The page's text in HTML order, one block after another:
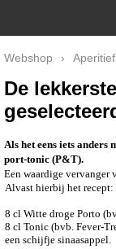
Witte
Rode
Webshop › Aperitief
De
Als het eens iets
port-tonic (P&T).
Een waardige vervanger
Alvast hierbij het recept:
8 cl Witte droge Porto
8 cl Tonic (bvb. Fever-
een schijfje sinaasappel.